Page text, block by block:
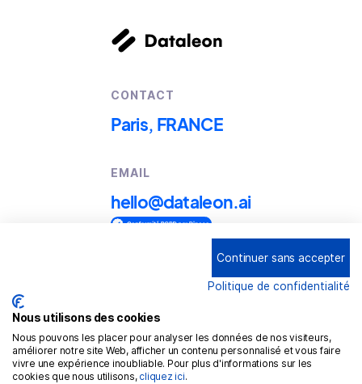
CONTACT
Paris, FRANCE
EMAIL
hello@dataleon.ai
Conditions générales d'utilisation
Mention légales
Politique de confidentialité
Politique de cookies
Continuer sans accepter
Politique de confidentialité
Nous utilisons des cookies
Nous pouvons les placer pour analyser les données de nos visiteurs,
améliorer notre site Web, afficher un contenu personnalisé et vous faire
vivre une expérience inoubliable. Pour plus d'informations sur les
cookies que nous utilisons, cliquez ici.